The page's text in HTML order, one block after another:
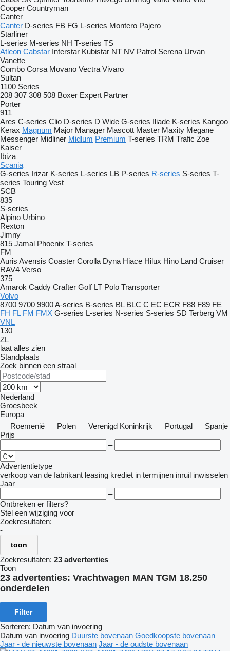
Cooper Countryman
Canter
Canter D-series FB FG L-series Montero Pajero
Starliner
L-series M-series NH T-series TS
Atleon Cabstar Interstar Kubistar NT NV Patrol Serena Urvan
Vanette
Combo Corsa Movano Vectra Vivaro
Sultan
1100 Series
208 307 308 508 Boxer Expert Partner
Porter
911
Ares C-series Clio D-series D Wide G-series Iliade K-series Kangoo
Kerax Magnum Major Manager Mascott Master Maxity Megane
Messenger Midliner Midlum Premium T-series TRM Trafic Zoe
Kaiser
Ibiza
Scania
G-series Irizar K-series L-series LB P-series R-series S-series T-
series Touring Vest
SCB
835
S-series
Alpino Urbino
Rexton
Jimny
815 Jamal Phoenix T-series
FM
Auris Avensis Coaster Corolla Dyna Hiace Hilux Hino Land Cruiser
RAV4 Verso
375
Amarok Caddy Crafter Golf LT Polo Transporter
Volvo
8700 9700 9900A-series B-series BL BLC C EC ECR F88 F89 FE
FH FL FM FMX G-series L-series N-series S-series SD Terberg VM
VNL
130
ZL
laat alles zien
Standplaats
Zoek binnen een straal
Nederland
Groesbeek
Europa
Roemenië
Polen Verenigd Koninkrijk Portugal
Spanje
Prijs
–
Advertentietype
verkoop van de fabrikant leasing krediet in termijnen inruil inwisselen
Jaar
–
Ontbreken er filters?
Stel een wijziging voor
Zoekresultaten:
-
toon
Zoekresultaten: 23 advertenties
Toon
23 advertenties: Vrachtwagen MAN TGM 18.250
onderdelen
Filter
Sorteren: Datum van invoering
Datum van invoering Duurste bovenaan Goedkoopste bovenaan
Jaar - de nieuwste bovenaan Jaar - de oudste bovenaan